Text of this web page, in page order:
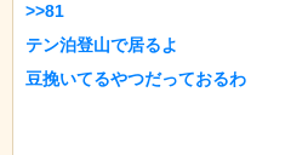
>>81
テン泊登山で居るよ
豆挽いてるやつだっておるわ